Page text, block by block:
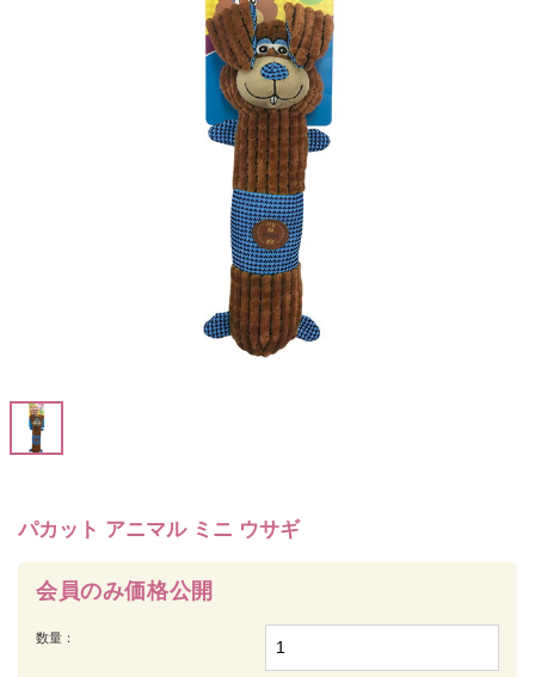
パカット アニマル ミニ ウサギ
会員のみ価格公開
数量：